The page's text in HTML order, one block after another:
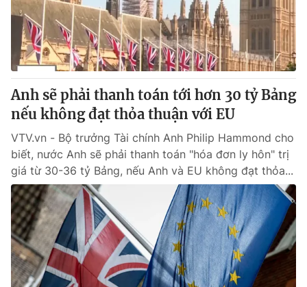
Anh sẽ phải thanh toán tới hơn 30 tỷ Bảng
nếu không đạt thỏa thuận với EU
VTV.vn - Bộ trưởng Tài chính Anh Philip Hammond cho
biết, nước Anh sẽ phải thanh toán "hóa đơn ly hôn" trị
giá từ 30-36 tỷ Bảng, nếu Anh và EU không đạt thỏa...